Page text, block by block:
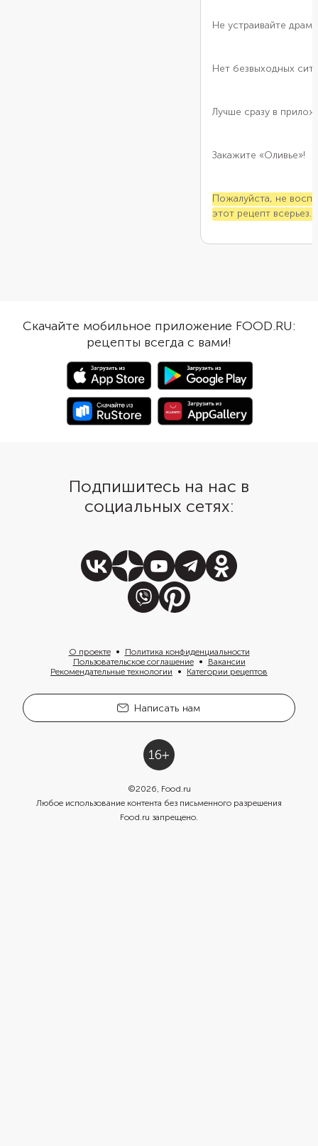
Не устраивайте
Нет безвыходных
Лучше сразу в
Закажите «Оливье»!
Пожалуйста, не
этот рецепт всерьез.
пропадет желание
Скачайте мобильное приложение FOOD.RU:
рецепты всегда с вами!
Подпишитесь на нас в
социальных сетях:
О проекте
Политика конфиденциальности
Пользовательское соглашение
Вакансии
Рекомендательные технологии
Категории рецептов
Написать нам
©2026, Food.ru
Любое использование контента без письменного разрешения
Food.ru запрещено.